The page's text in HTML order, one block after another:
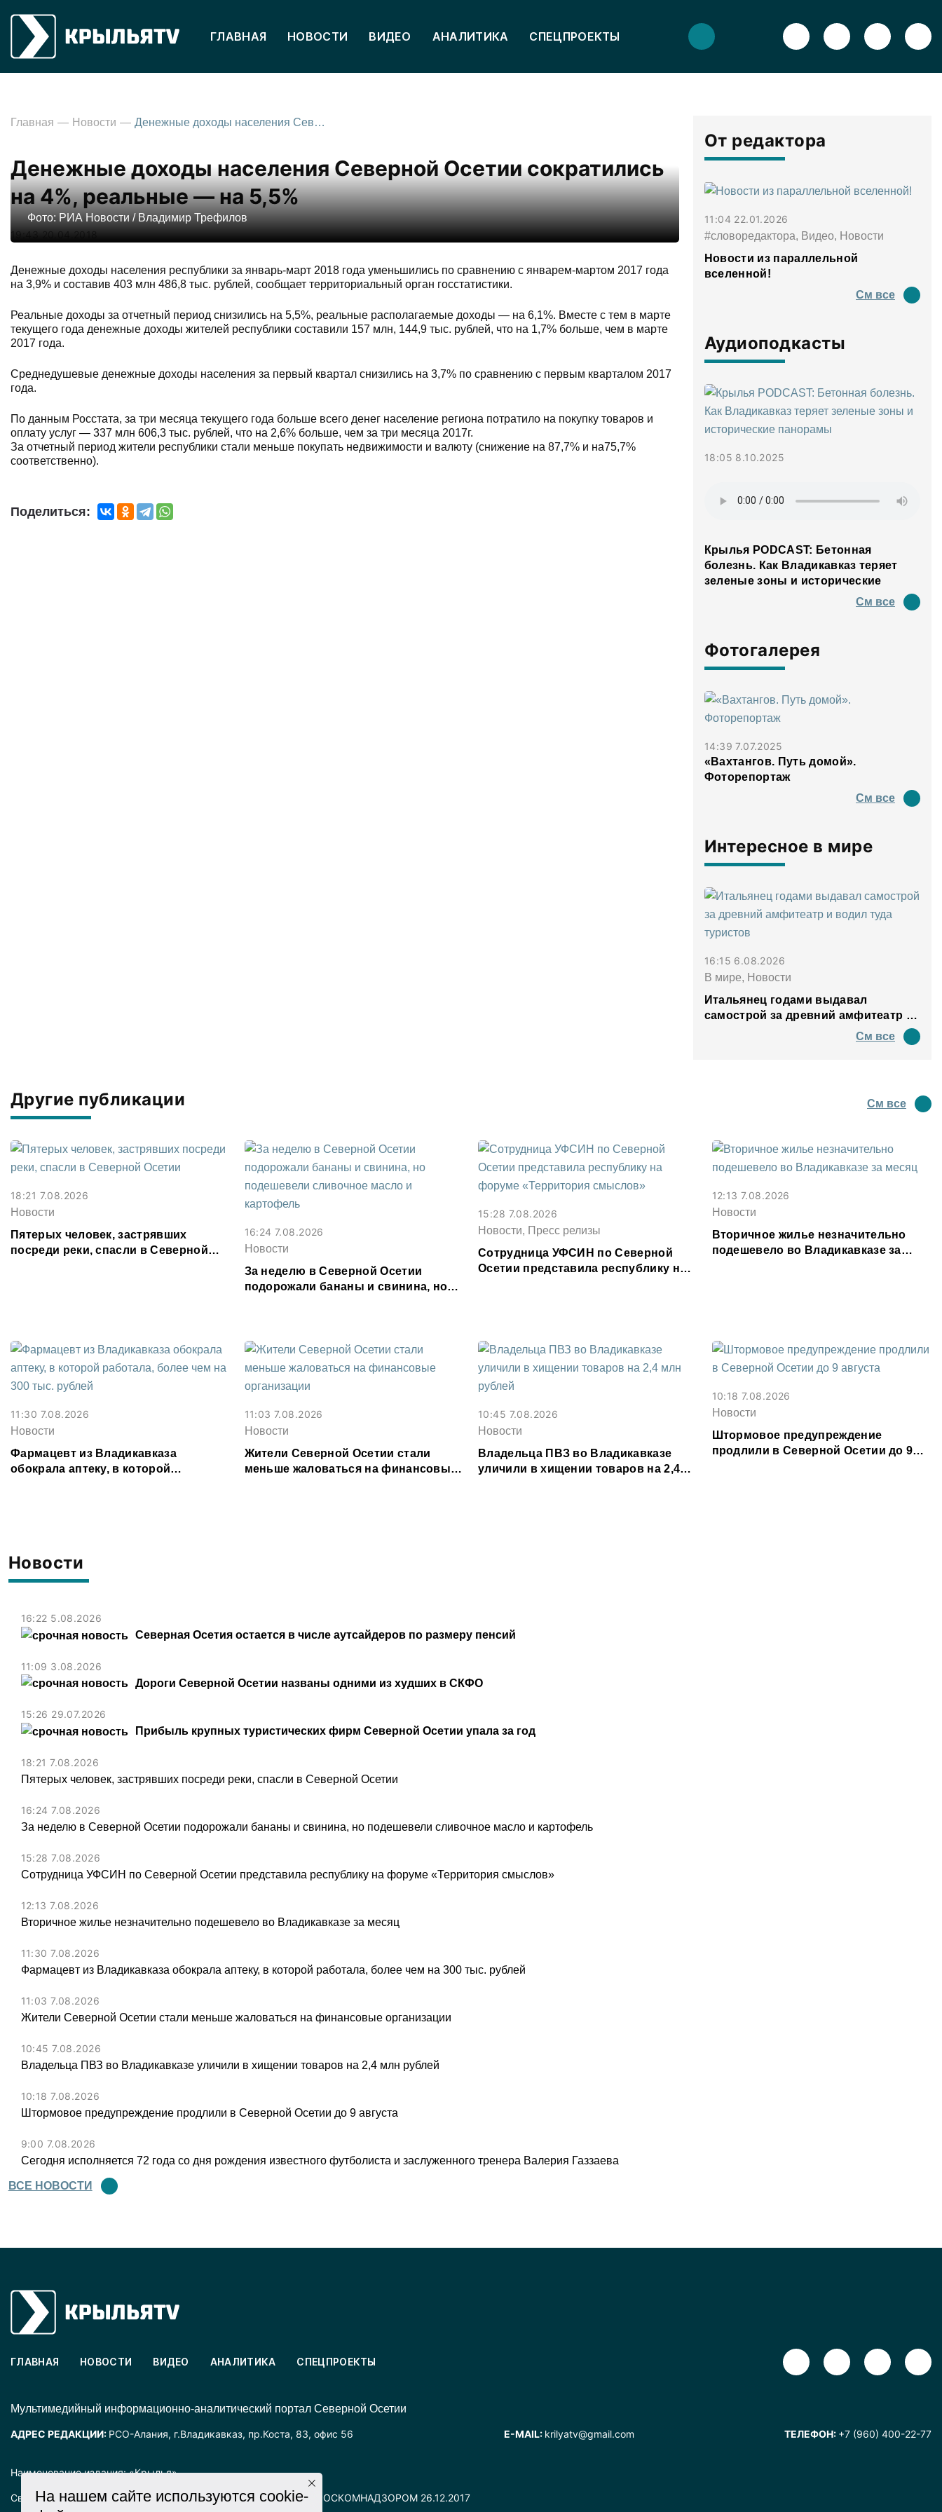
ГЛАВНАЯ НОВОСТИ ВИДЕО АНАЛИТИКА СПЕЦПРОЕКТЫ
Новости
16:22 5.08.2026
Северная Осетия остается в числе аутсайдеров по размеру пенсий
11:09 3.08.2026
Дороги Северной Осетии названы одними из худших в СКФО
15:26 29.07.2026
Прибыль крупных туристических фирм Северной Осетии упала за год
18:21 7.08.2026
Пятерых человек, застрявших посреди реки, спасли в Северной Осетии
16:24 7.08.2026
За неделю в Северной Осетии подорожали бананы и свинина, но подешевели сливочное масло и картофель
15:28 7.08.2026
Сотрудница УФСИН по Северной Осетии представила республику на форуме «Территория смыслов»
12:13 7.08.2026
Вторичное жилье незначительно подешевело во Владикавказе за месяц
11:30 7.08.2026
Фармацевт из Владикавказа обокрала аптеку, в которой работала, более чем на 300 тыс. рублей
11:03 7.08.2026
Жители Северной Осетии стали меньше жаловаться на финансовые организации
10:45 7.08.2026
Владельца ПВЗ во Владикавказе уличили в хищении товаров на 2,4 млн рублей
10:18 7.08.2026
Штормовое предупреждение продлили в Северной Осетии до 9 августа
9:00 7.08.2026
Сегодня исполняется 72 года со дня рождения известного футболиста и заслуженного тренера Валерия Газзаева
ВСЕ НОВОСТИ
Главная Новости Денежные доходы населения Северной Осетии сократились на 4%, реальные — на 5,5%
Денежные доходы населения Северной Осетии сократились
на 4%, реальные — на 5,5%
19:43 20.04.2018
Фото: РИА Новости / Владимир Трефилов
Денежные доходы населения республики за январь-март 2018 года уменьшились по сравнению с январем-мартом 2017 года
на 3,9% и составив 403 млн 486,8 тыс. рублей, сообщает территориальный орган госстатистики.
Реальные доходы за отчетный период снизились на 5,5%, реальные располагаемые доходы — на 6,1%. Вместе с тем в марте
текущего года денежные доходы жителей республики составили 157 млн, 144,9 тыс. рублей, что на 1,7% больше, чем в марте
2017 года.
Среднедушевые денежные доходы населения за первый квартал снизились на 3,7% по сравнению с первым кварталом 2017
года.
По данным Росстата, за три месяца текущего года больше всего денег население региона потратило на покупку товаров и
оплату услуг — 337 млн 606,3 тыс. рублей, что на 2,6% больше, чем за три месяца 2017г.
За отчетный период жители республики стали меньше покупать недвижимости и валюту (снижение на 87,7% и на75,7%
соответственно).
Поделиться:
От редактора
11:04 22.01.2026
#словоредактора, Видео, Новости
Новости из параллельной
вселенной!
См все
Аудиоподкасты
18:05 8.10.2025
Крылья PODCAST: Бетонная
болезнь. Как Владикавказ теряет
зеленые зоны и исторические
См все
Фотогалерея
14:39 7.07.2025
«Вахтангов. Путь домой».
Фоторепортаж
См все
Интересное в мире
16:15 6.08.2026
В мире, Новости
Итальянец годами выдавал
самострой за древний амфитеатр и
См все
Другие публикации См все
18:21 7.08.2026
Новости
Пятерых человек, застрявших
посреди реки, спасли в Северной
16:24 7.08.2026
Новости
За неделю в Северной Осетии
подорожали бананы и свинина, но
15:28 7.08.2026
Новости, Пресс релизы
Сотрудница УФСИН по Северной
Осетии представила республику на
12:13 7.08.2026
Новости
Вторичное жилье незначительно
подешевело во Владикавказе за
11:30 7.08.2026
Новости
Фармацевт из Владикавказа
обокрала аптеку, в которой
11:03 7.08.2026
Новости
Жители Северной Осетии стали
меньше жаловаться на финансовые
10:45 7.08.2026
Новости
Владельца ПВЗ во Владикавказе
уличили в хищении товаров на 2,4
10:18 7.08.2026
Новости
Штормовое предупреждение
продлили в Северной Осетии до 9
Наименование издания: «Крылья».
Свидетельство о регистрации СМИ ЭЛ № ФС77-72025 выдано РОСКОМНАДЗОРОМ 26.12.2017
ГЛАВНАЯ НОВОСТИ ВИДЕО АНАЛИТИКА СПЕЦПРОЕКТЫ
Mультимедийный информационно-аналитический портал Северной Осетии
АДРЕС РЕДАКЦИИ: РСО-Алания, г.Владикавказ, пр.Коста, 83, офис 56 E-MAIL: krilyatv@gmail.com ТЕЛЕФОН: +7 (960) 400-22-77
На нашем сайте используются cookie-